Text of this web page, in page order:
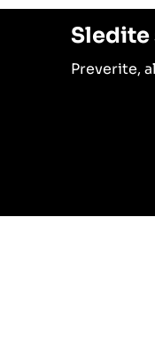
Sledite
Preverite,